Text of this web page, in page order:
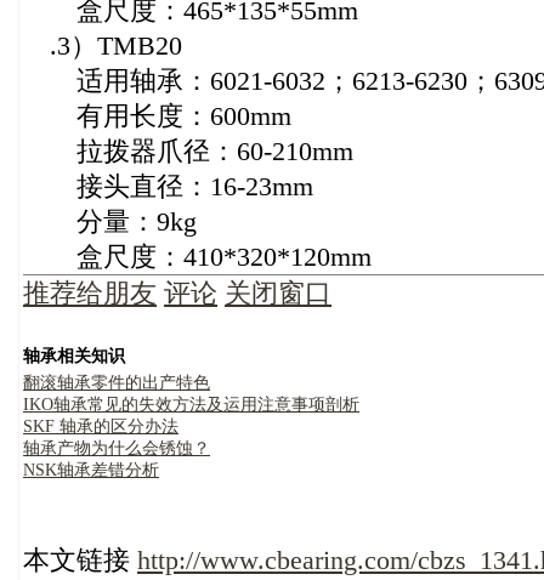
盒尺度：465*135*55mm
.3）TMB20
适用轴承：6021-6032；6213-6230；
有用长度：600mm
拉拨器爪径：60-210mm
接头直径：16-23mm
分量：9kg
盒尺度：410*320*120mm
推荐给朋友 评论 关闭窗口
轴承相关知识
翻滚轴承零件的出产特色
IKO轴承常见的失效方法及运用注意事项剖析
SKF 轴承的区分办法
轴承产物为什么会锈蚀？
NSK轴承差错分析
本文链接 http://www.cbearing.com/